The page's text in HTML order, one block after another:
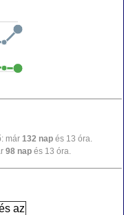
már 132 nap és 13 óra.
98 nap és 13 óra.
az